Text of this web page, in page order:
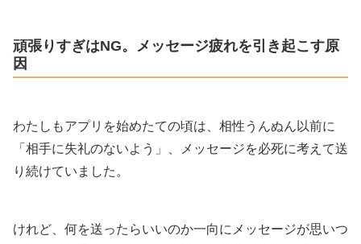
頑張りすぎはNG。メッセージ疲れを引き起こす原
因
わたしもアプリを始めたての頃は、相性うんぬん以前に
「相手に失礼のないよう」、メッセージを必死に考えて送
り続けていました。
けれど、何を送ったらいいのか一向にメッセージが思いつ